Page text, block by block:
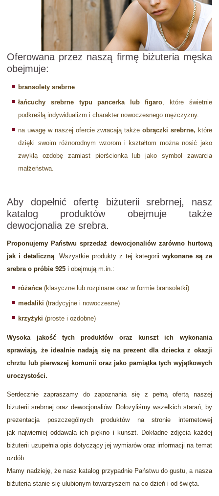
Oferowana przez naszą firmę biżuteria męska
obejmuje:
bransolety srebrne
łańcuchy srebrne typu pancerka lub figaro , które świetnie
podkreślą indywidualizm i charakter nowoczesnego mężczyzny.
na uwagę w naszej ofercie zwracają także obrączki srebrne, które
dzięki swoim różnorodnym wzorom i kształtom można nosić jako
zwykłą ozdobę zamiast pierścionka lub jako symbol zawarcia
małżeństwa.
Aby dopełnić ofertę biżuterii srebrnej, nasz
katalog produktów obejmuje także
dewocjonalia ze srebra.
Proponujemy Państwu sprzedaż dewocjonaliów zarówno hurtową
jak i detaliczną . Wszystkie produkty z tej kategorii wykonane są ze
srebra o próbie 925 i obejmują m.in.:
różańce (klasyczne lub rozpinane oraz w formie bransoletki)
medaliki (tradycyjne i nowoczesne)
krzyżyki (proste i ozdobne)
Wysoka jakość tych produktów oraz kunszt ich wykonania
sprawiają, że idealnie nadają się na prezent dla dziecka z okazji
chrztu lub pierwszej komunii oraz jako pamiątka tych wyjątkowych
uroczystości.
Serdecznie zapraszamy do zapoznania się z pełną ofertą naszej
biżuterii srebrnej oraz dewocjonaliów. Dołożyliśmy wszelkich starań, by
prezentacja poszczególnych produktów na stronie internetowej
jak najwierniej oddawała ich piękno i kunszt. Dokładne zdjęcia każdej
biżuterii uzupełnia opis dotyczący jej wymiarów oraz informacji na temat
ozdób.
Mamy nadzieję, że nasz katalog przypadnie Państwu do gustu, a nasza
biżuteria stanie się ulubionym towarzyszem na co dzień i od święta.